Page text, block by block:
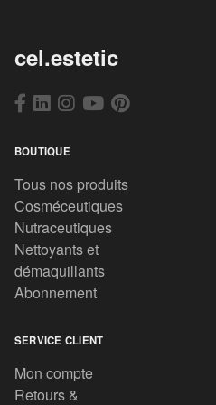
cel.estetic
BOUTIQUE
Tous nos produits
Cosméceutiques
Nutraceutiques
Nettoyants et
démaquillants
Abonnement
SERVICE CLIENT
Mon compte
Retours &